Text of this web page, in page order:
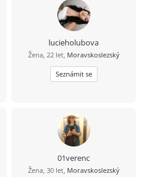
lucieholubova
Žena, 22 let, Moravskoslezský
Seznámit se
01verenc
Žena, 30 let, Moravskoslezský